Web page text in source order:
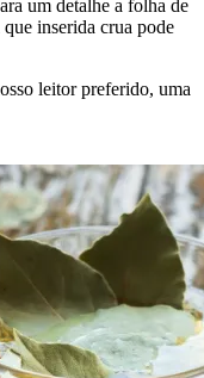
um detalhe a folha de
inserida crua pode
leitor preferido, uma